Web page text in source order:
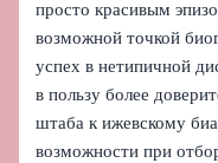
просто красивым
возможной точкой
успех в нетипичной
в пользу более
штаба к ижевскому
возможности при